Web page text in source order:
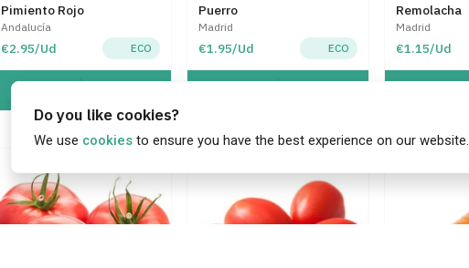
Pimiento Rojo
Andalucía
€2.95/Ud ECO
Puerro
Madrid
€1.95/Ud ECO
Remolacha
Madrid
€1.15/Ud
Do you like cookies?
We use cookies to ensure you have the best experience on our website.